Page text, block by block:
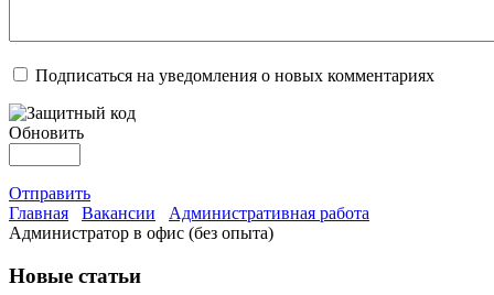
Подписаться на уведомления о новых комментариях
Обновить
Отправить
Главная
Вакансии
Административная работа
Администратор в офис (без опыта)
Новые статьи